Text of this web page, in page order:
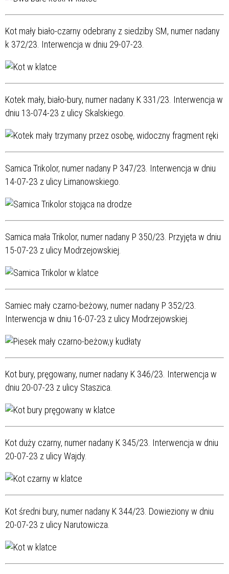
Kot mały biało-czarny odebrany z siedziby SM, numer nadany
k 372/23. Interwencja w dniu 29-07-23.
Kotek mały, biało-bury, numer nadany K 331/23. Interwencja w
dniu 13-074-23 z ulicy Skalskiego.
Samica Trikolor, numer nadany P 347/23. Interwencja w dniu
14-07-23 z ulicy Limanowskiego.
Samica mała Trikolor, numer nadany P 350/23. Przyjęta w dniu
15-07-23 z ulicy Modrzejowskiej.
Samiec mały czarno-beżowy, numer nadany P 352/23.
Interwencja w dniu 16-07-23 z ulicy Modrzejowskiej.
Kot bury, pręgowany, numer nadany K 346/23. Interwencja w
dniu 20-07-23 z ulicy Staszica.
Kot duży czarny, numer nadany K 345/23. Interwencja w dniu
20-07-23 z ulicy Wajdy.
Kot średni bury, numer nadany K 344/23. Dowieziony w dniu
20-07-23 z ulicy Narutowicza.